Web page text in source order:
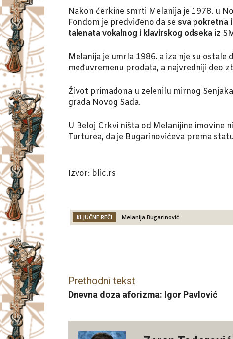
Nakon ćerkine smrti Melanija je 1978. u
Fondom je predviđeno da se sva pokretna
talenata vokalnog i klavirskog odseka iz
Melanija je umrla 1986. a iza nje su
međuvremenu prodata, a najvredniji deo
Život primadona u zelenilu mirnog
grada Novog Sada.
U Beloj Crkvi ništa od Melanijine imovine
Turturea, da je Bugarinovićeva prema
Izvor: blic.rs
KLJUČNE REČI Melanija Bugarinović
Prethodni tekst
Dnevna doza aforizma: Igor Pavlović